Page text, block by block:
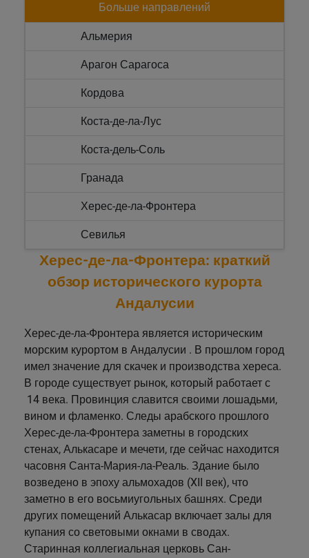
Больше направлений
Альмерия
Арагон Сарагоса
Кордова
Коста-де-ла-Лус
Коста-дель-Соль
Гранада
Херес-де-ла-Фронтера
Севилья
Херес-де-ла-Фронтера: краткий
обзор исторического курорта
Андалусии
Херес-де-ла-Фронтера является историческим
морским курортом в Андалусии . В прошлом город
имел значение для скачек и производства хереса.
В городе существует рынок, который работает с
14 века. Провинция славится своими лошадьми,
вином и фламенко. Следы арабского прошлого
Херес-де-ла-Фронтера заметны в городских
стенах, Алькасаре и мечети, где сейчас находится
часовня Санта-Мария-ла-Реаль. Здание было
возведено в эпоху альмохадов (XII век), что
заметно в его восьмиугольных башнях. Среди
других помещений Алькасар включает залы для
купания со световыми окнами в сводах.
Старинная коллегиальная церковь Сан-